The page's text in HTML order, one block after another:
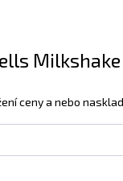
ceny a nebo